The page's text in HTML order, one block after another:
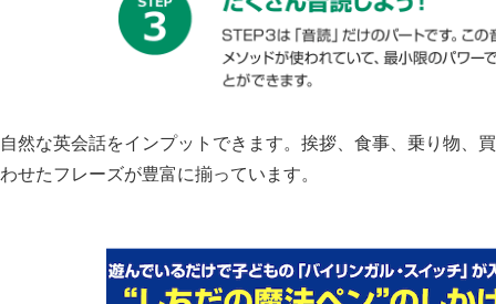
自然な英会話をインプットできます。挨拶、食事、乗り物、
わせたフレーズが豊富に揃っています。